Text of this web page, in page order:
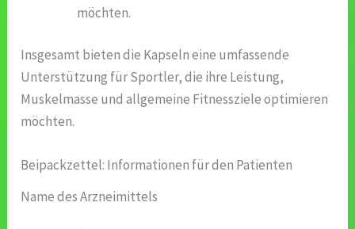
möchten.
Insgesamt bieten die Kapseln eine umfassende
Unterstützung für Sportler, die ihre Leistung,
Muskelmasse und allgemeine Fitnessziele optimieren
möchten.
Beipackzettel: Informationen für den Patienten
Name des Arzneimittels